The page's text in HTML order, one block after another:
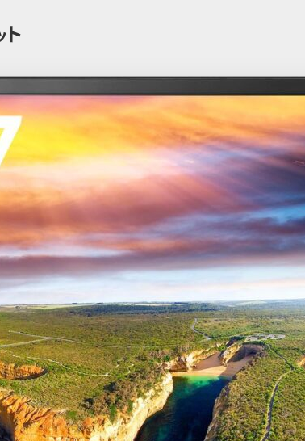
ウェアラブル スマートホーム
アクションカメラ カメラ 回線
周辺機器